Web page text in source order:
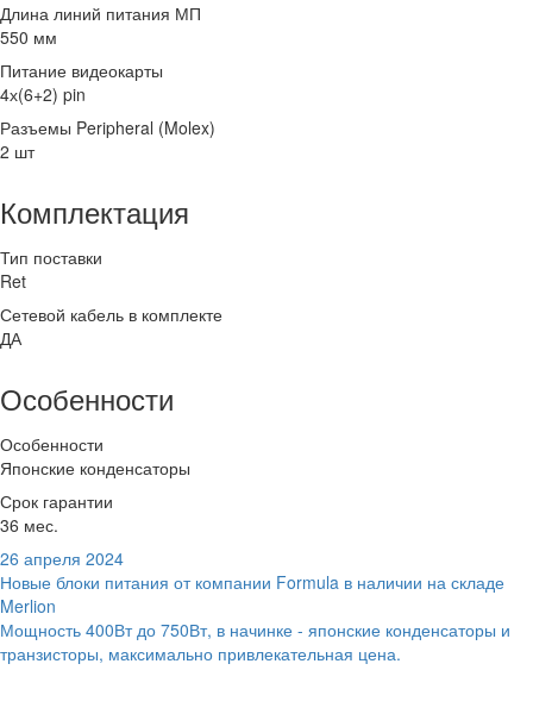
Длина линий питания МП
550 мм
Питание видеокарты
4х(6+2) pin
Разъемы Peripheral (Molex)
2 шт
Комплектация
Тип поставки
Ret
Сетевой кабель в комплекте
ДА
Особенности
Особенности
Японские конденсаторы
Срок гарантии
36 мес.
26 апреля 2024
Новые блоки питания от компании Formula в наличии на складе
Merlion
Мощность 400Вт до 750Вт, в начинке - японские конденсаторы и
транзисторы, максимально привлекательная цена.